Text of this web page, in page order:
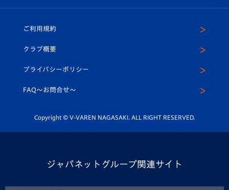
ホームタウン
平和祈念活動
ホームタウン活動
U-18
スクール
ヴィヴィくんインスタグラム
公式LINE＠
ご利用規約
クラブ概要
プライバシーポリシー
FAQ〜お問合せ〜
Copyright © V-VAREN NAGASAKI. ALL RIGHT RESERVED.
ジャパネットグループ関連サイト